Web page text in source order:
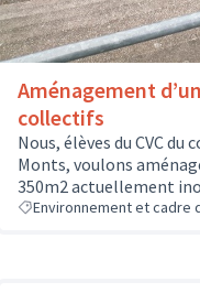
Aménagement
collectifs
Nous, élèves du CVC du
Monts, voulons
350m2 actuellement
Environnement et cadre